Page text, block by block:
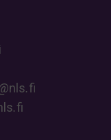
nls.fi
.fi